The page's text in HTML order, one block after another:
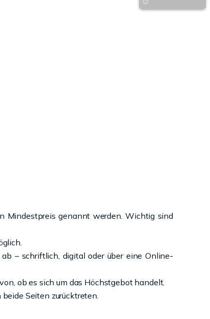
Mindestpreis genannt werden. Wichtig sind
– schriftlich, digital oder über eine Online-
ob es sich um das Höchstgebot handelt.
Seiten zurücktreten.